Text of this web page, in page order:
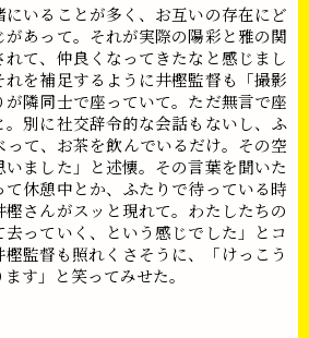
にいることが多く、お互いの存在にど
あって。それが実際の陽彩と雅の関
て、仲良くなってきたなと感じまし
を補足するように井樫監督も「撮影
隣同士で座っていて。ただ無言で座
。別に社交辞令的な会話もないし、ふ
て、お茶を飲んでいるだけ。その空
ました」と述懐。その言葉を聞いた
休憩中とか、ふたりで待っている時
樫さんがスッと現れて。わたしたちの
っていく、という感じでした」とコ
監督も照れくさそうに、「けっこう
す」と笑ってみせた。